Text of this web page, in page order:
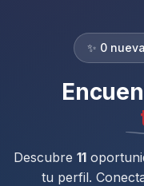
✨ 0
Descubre 11
tu perfil.